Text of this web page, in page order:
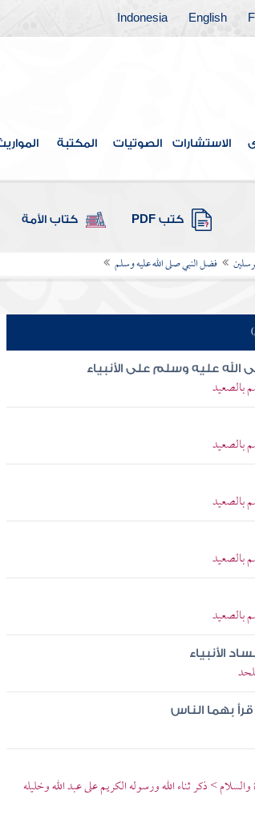
English
Indonesia
الاستشارات الصوتيات المكتبة
كتب PDF كتاب الأمة
فضل النبي صلى الله عليه وسلم
عليه وسلم على الأنبياء
بالصعيد
بالصعيد
بالصعيد
بالصعيد
بالصعيد
الأنبياء
بهما الناس
> ذكر ثناء الله ورسوله الكريم على عبد الله وخليله